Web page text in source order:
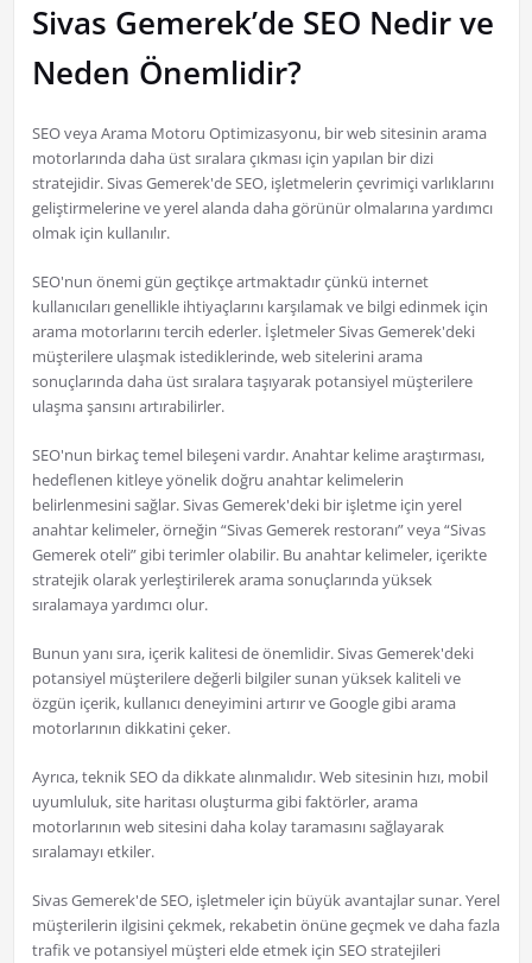
Sivas Gemerek’de SEO Nedir ve
Neden Önemlidir?
SEO veya Arama Motoru Optimizasyonu, bir web sitesinin arama
motorlarında daha üst sıralara çıkması için yapılan bir dizi
stratejidir. Sivas Gemerek'de SEO, işletmelerin çevrimiçi varlıklarını
geliştirmelerine ve yerel alanda daha görünür olmalarına yardımcı
olmak için kullanılır.
SEO'nun önemi gün geçtikçe artmaktadır çünkü internet
kullanıcıları genellikle ihtiyaçlarını karşılamak ve bilgi edinmek için
arama motorlarını tercih ederler. İşletmeler Sivas Gemerek'deki
müşterilere ulaşmak istediklerinde, web sitelerini arama
sonuçlarında daha üst sıralara taşıyarak potansiyel müşterilere
ulaşma şansını artırabilirler.
SEO'nun birkaç temel bileşeni vardır. Anahtar kelime araştırması,
hedeflenen kitleye yönelik doğru anahtar kelimelerin
belirlenmesini sağlar. Sivas Gemerek'deki bir işletme için yerel
anahtar kelimeler, örneğin “Sivas Gemerek restoranı” veya “Sivas
Gemerek oteli” gibi terimler olabilir. Bu anahtar kelimeler, içerikte
stratejik olarak yerleştirilerek arama sonuçlarında yüksek
sıralamaya yardımcı olur.
Bunun yanı sıra, içerik kalitesi de önemlidir. Sivas Gemerek'deki
potansiyel müşterilere değerli bilgiler sunan yüksek kaliteli ve
özgün içerik, kullanıcı deneyimini artırır ve Google gibi arama
motorlarının dikkatini çeker.
Ayrıca, teknik SEO da dikkate alınmalıdır. Web sitesinin hızı, mobil
uyumluluk, site haritası oluşturma gibi faktörler, arama
motorlarının web sitesini daha kolay taramasını sağlayarak
sıralamayı etkiler.
Sivas Gemerek'de SEO, işletmeler için büyük avantajlar sunar. Yerel
müşterilerin ilgisini çekmek, rekabetin önüne geçmek ve daha fazla
trafik ve potansiyel müşteri elde etmek için SEO stratejileri